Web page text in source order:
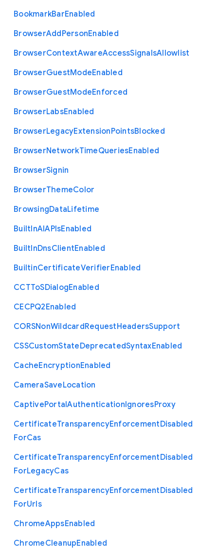
BookmarkBarEnabled
BrowserAddPersonEnabled
BrowserContextAwareAccessSignalsAllowlist
BrowserGuestModeEnabled
BrowserGuestModeEnforced
BrowserLabsEnabled
BrowserLegacyExtensionPointsBlocked
BrowserNetworkTimeQueriesEnabled
BrowserSignin
BrowserThemeColor
BrowsingDataLifetime
BuiltInAIAPIsEnabled
BuiltInDnsClientEnabled
BuiltinCertificateVerifierEnabled
CCTToSDialogEnabled
CECPQ2Enabled
CORSNonWildcardRequestHeadersSupport
CSSCustomStateDeprecatedSyntaxEnabled
CacheEncryptionEnabled
CameraSaveLocation
CaptivePortalAuthenticationIgnoresProxy
CertificateTransparencyEnforcementDisabled
ForCas
CertificateTransparencyEnforcementDisabled
ForLegacyCas
CertificateTransparencyEnforcementDisabled
ForUrls
ChromeAppsEnabled
ChromeCleanupEnabled